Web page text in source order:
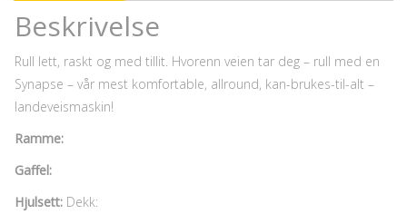
Beskrivelse
Rull lett, raskt og med tillit. Hvorenn veien tar deg – rull med en
Synapse – vår mest komfortable, allround, kan-brukes-til-alt –
landeveismaskin!
Ramme:
Gaffel:
Hjulsett: Dekk: